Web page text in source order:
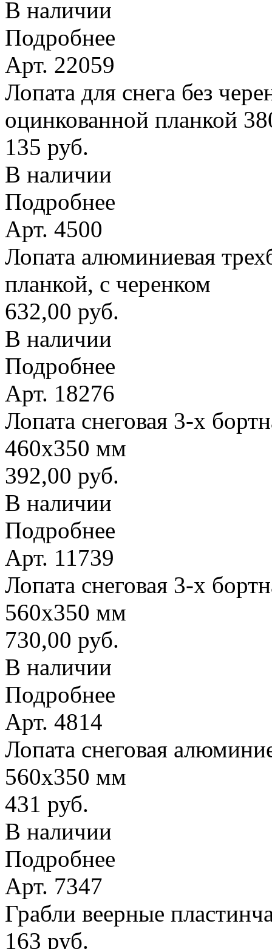
В наличии
Подробнее
Арт. 22059
Лопата для снега без
оцинкованной планкой
135 руб.
В наличии
Подробнее
Арт. 4500
Лопата алюминиевая
планкой, с черенком
632,00 руб.
В наличии
Подробнее
Арт. 18276
Лопата снеговая 3-х
460х350 мм
392,00 руб.
В наличии
Подробнее
Арт. 11739
Лопата снеговая 3-х
560х350 мм
730,00 руб.
В наличии
Подробнее
Арт. 4814
Лопата снеговая
560х350 мм
431 руб.
В наличии
Подробнее
Арт. 7347
Грабли веерные
163 руб.